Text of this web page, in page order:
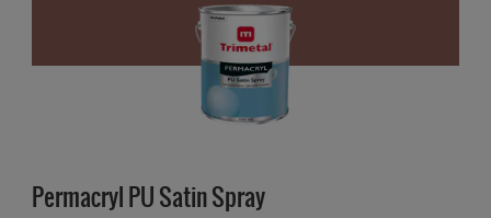
Permacryl PU Satin Spray